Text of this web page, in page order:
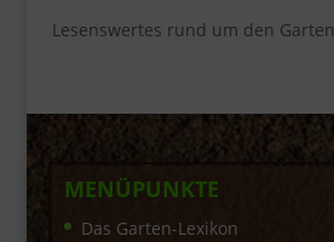
Lesenswertes rund um den Garten
MENÜPUNKTE
Das Garten-Lexikon